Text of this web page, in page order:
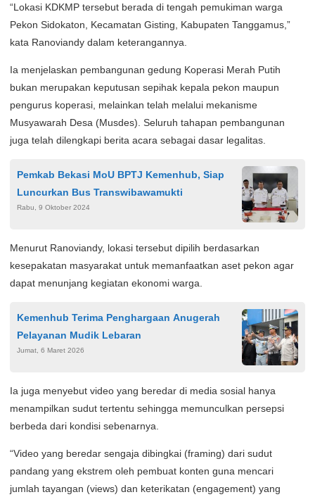
“Lokasi KDKMP tersebut berada di tengah pemukiman warga
Pekon Sidokaton, Kecamatan Gisting, Kabupaten Tanggamus,”
kata Ranoviandy dalam keterangannya.
Ia menjelaskan pembangunan gedung Koperasi Merah Putih
bukan merupakan keputusan sepihak kepala pekon maupun
pengurus koperasi, melainkan telah melalui mekanisme
Musyawarah Desa (Musdes). Seluruh tahapan pembangunan
juga telah dilengkapi berita acara sebagai dasar legalitas.
Pemkab Bekasi MoU BPTJ Kemenhub, Siap
Luncurkan Bus Transwibawamukti
Rabu, 9 Oktober 2024
Menurut Ranoviandy, lokasi tersebut dipilih berdasarkan
kesepakatan masyarakat untuk memanfaatkan aset pekon agar
dapat menunjang kegiatan ekonomi warga.
Kemenhub Terima Penghargaan Anugerah
Pelayanan Mudik Lebaran
Jumat, 6 Maret 2026
Ia juga menyebut video yang beredar di media sosial hanya
menampilkan sudut tertentu sehingga memunculkan persepsi
berbeda dari kondisi sebenarnya.
“Video yang beredar sengaja dibingkai (framing) dari sudut
pandang yang ekstrem oleh pembuat konten guna mencari
jumlah tayangan (views) dan keterikatan (engagement) yang